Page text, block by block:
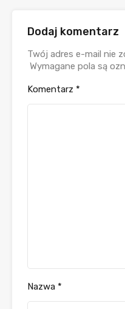
Dodaj komentarz
Twój adres e-mail nie
Wymagane pola są
Komentarz *
Nazwa *